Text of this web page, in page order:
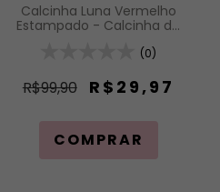
Calcinha Luna Vermelho
Estampado - Calcinha de
(0)
R$99,90 R$29,97
COMPRAR